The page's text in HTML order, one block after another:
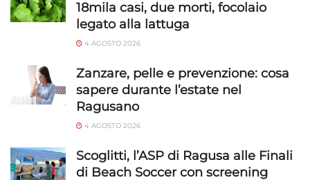
18mila casi, due morti, focolaio
legato alla lattuga
4 AGOSTO 2026
Zanzare, pelle e prevenzione: cosa
sapere durante l’estate nel
Ragusano
4 AGOSTO 2026
Scoglitti, l’ASP di Ragusa alle Finali
di Beach Soccer con screening